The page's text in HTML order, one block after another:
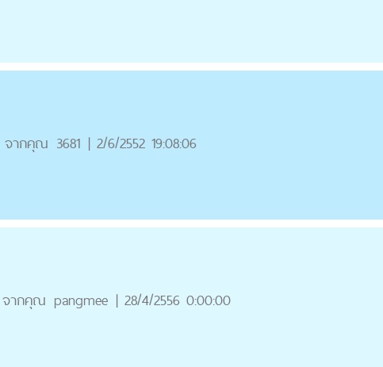
จากคุณ 3681 | 2/6/2552 19:08:06
จากคุณ pangmee | 28/4/2556 0:00:00